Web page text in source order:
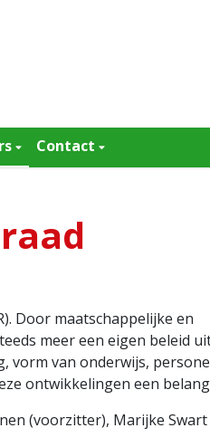
Contact
Door maatschappelijke en
meer een eigen beleid
vorm van onderwijs,
ontwikkelingen een
(voorzitter), Marijke